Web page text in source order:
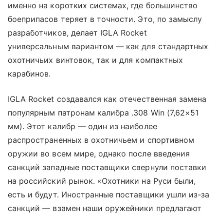
именно на коротких системах, где большинство
боеприпасов теряет в точности. Это, по замыслу
разработчиков, делает IGLA Rocket
универсальным вариантом — как для стандартных
охотничьих винтовок, так и для компактных
карабинов.
IGLA Rocket создавался как отечественная замена
популярным патронам калибра .308 Win (7,62×51
мм). Этот калибр — один из наиболее
распространенных в охотничьем и спортивном
оружии во всем мире, однако после введения
санкций западные поставщики свернули поставки
на российский рынок. «Охотники на Руси были,
есть и будут. Иностранные поставщики ушли из-за
санкций — взамен наши оружейники предлагают